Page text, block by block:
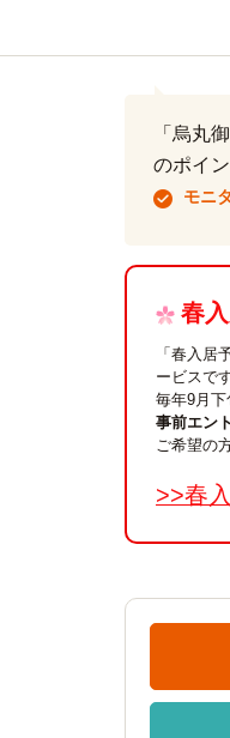
「烏丸
のポイ
モニ
春
「春入居
ービスです
毎年9月下
事前エン
ご希望の
>>春